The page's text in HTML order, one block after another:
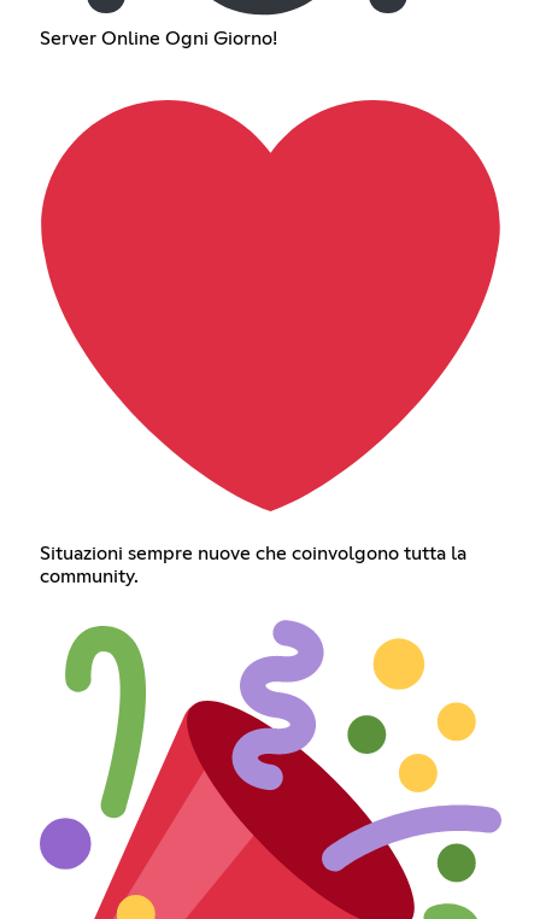
Server Online Ogni Giorno!
Situazioni sempre nuove che coinvolgono tutta la
community.